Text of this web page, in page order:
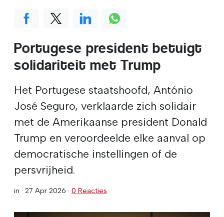
Portugese president betuigt
solidariteit met Trump
Het Portugese staatshoofd, António
José Seguro, verklaarde zich solidair
met de Amerikaanse president Donald
Trump en veroordeelde elke aanval op
democratische instellingen of de
persvrijheid.
in · 27 Apr 2026 · 0 Reacties